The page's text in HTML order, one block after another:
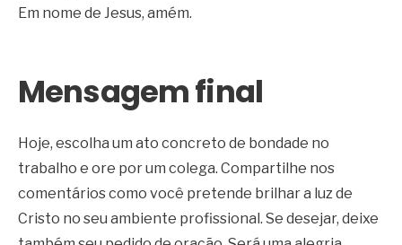
Em nome de Jesus, amém.
Mensagem final
Hoje, escolha um ato concreto de bondade no
trabalho e ore por um colega. Compartilhe nos
comentários como você pretende brilhar a luz de
Cristo no seu ambiente profissional. Se desejar, deixe